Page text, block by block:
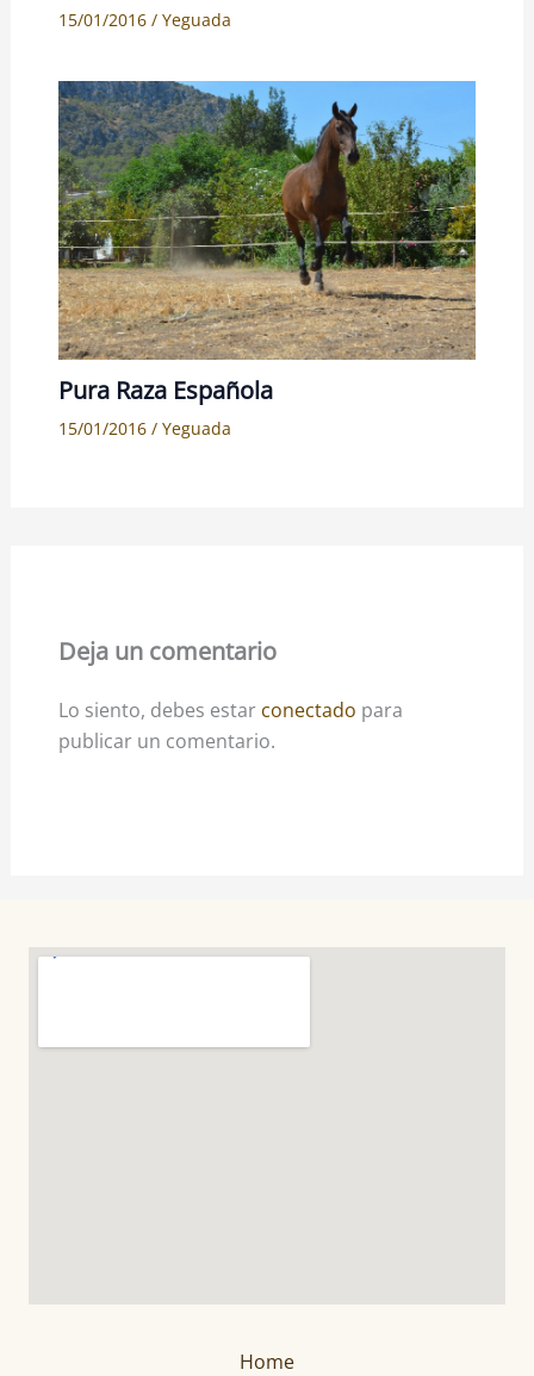
15/01/2016 / Yeguada
Pura Raza Española
15/01/2016 / Yeguada
Deja un comentario
Lo siento, debes estar conectado para
publicar un comentario.
Home